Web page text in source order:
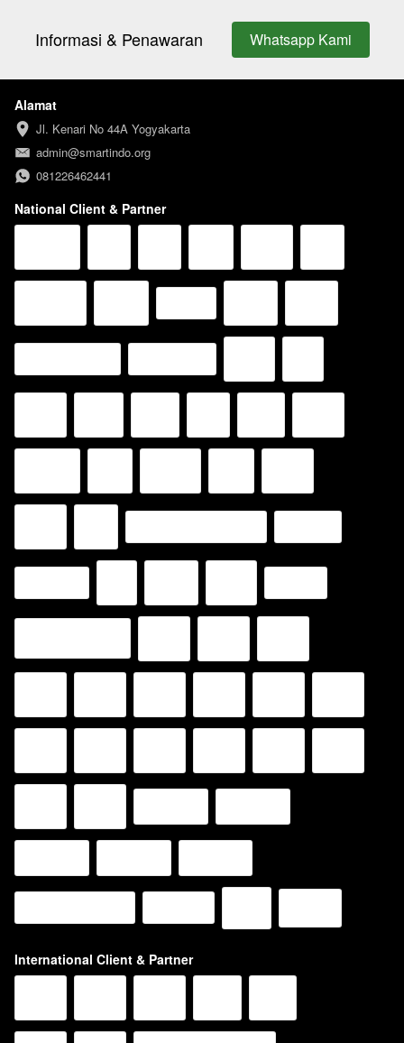
Informasi & Penawaran `
Whatsapp Kami
Alamat
Jl. Kenari No 44A Yogyakarta
admin@smartindo.org
081226462441
National Client & Partner
International Client & Partner